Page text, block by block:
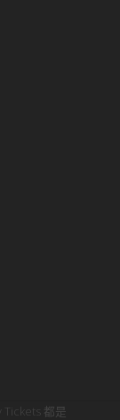
Tickets 都是